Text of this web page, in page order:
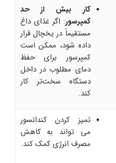
کار بیش از حد
کمپرسور: اگر غذای داغ
مستقیماً در یخچال قرار
داده شود، ممکن است
کمپرسور برای حفظ
دمای مطلوب در داخل
دستگاه سخت‌تر کار
کند.
تمیز کردن کندانسور
می تواند به کاهش
مصرف انرژی کمک کند.